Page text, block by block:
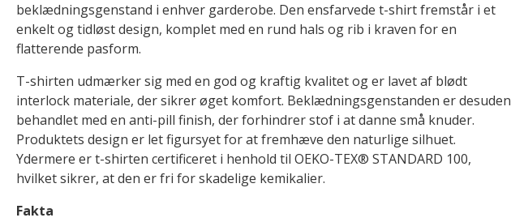
beklædningsgenstand i enhver garderobe. Den ensfarvede t-shirt fremstår i et
enkelt og tidløst design, komplet med en rund hals og rib i kraven for en
flatterende pasform.
T-shirten udmærker sig med en god og kraftig kvalitet og er lavet af blødt
interlock materiale, der sikrer øget komfort. Beklædningsgenstanden er desuden
behandlet med en anti-pill finish, der forhindrer stof i at danne små knuder.
Produktets design er let figursyet for at fremhæve den naturlige silhuet.
Ydermere er t-shirten certificeret i henhold til OEKO-TEX® STANDARD 100,
hvilket sikrer, at den er fri for skadelige kemikalier.
Fakta